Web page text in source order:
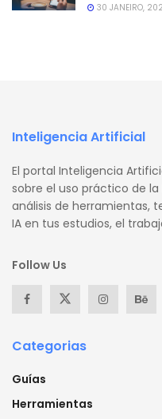
30 JANEIRO,
Inteligencia Artificial
El portal Inteligencia
sobre el uso práctico de
análisis de herramientas,
IA en tus estudios, el
Follow Us
Categorias
Guías
Herramientas